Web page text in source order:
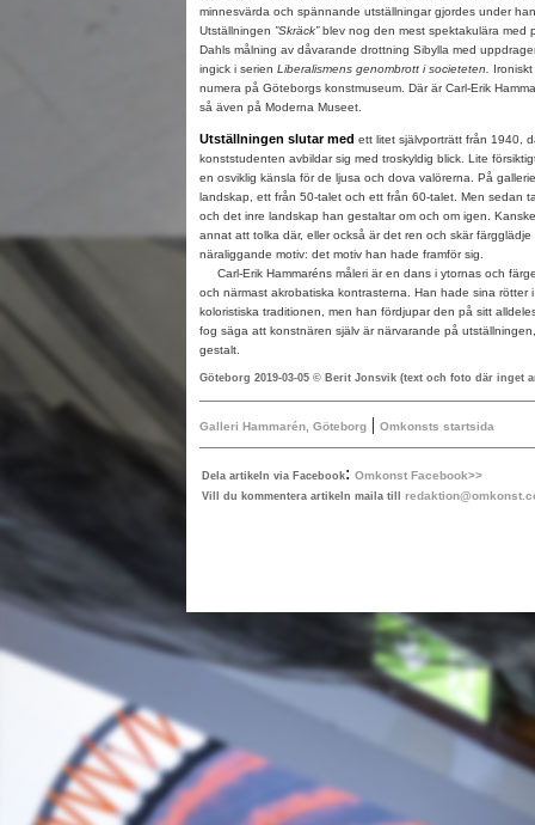
minnesvärda och spännande utställningar gjordes under
Utställningen ”Skräck”blev nog den mest spektakulära med
Dahls målning av dåvarande drottning Sibylla med
ingick i serien Liberalismens genombrott i societeten.
numera på Göteborgs konstmuseum. Där är Carl-Erik
så även på Moderna Museet.
Utställningen slutar med ett litet självporträtt från 1940,
konststudenten avbildar sig med troskyldig blick. Lite
en osviklig känsla för de ljusa och dova valörerna. På
landskap, ett från 50-talet och ett från 60-talet. Men sedan
och det inre landskap han gestaltar om och om igen.
annat att tolka där, eller också är det ren och skär
näraliggande motiv: det motiv han hade framför sig.
Carl-Erik Hammaréns måleri är en dans i ytornas och
och närmast akrobatiska kontrasterna. Han hade sina rötter
koloristiska traditionen, men han fördjupar den på sitt
fog säga att konstnären själv är närvarande på
gestalt.
Göteborg 2019-03-05 © Berit Jonsvik (text och foto där inget
Galleri Hammarén, Göteborg | Omkonsts startsida
Dela artikeln via Facebook: Omkonst Facebook>>
Vill du kommentera artikeln maila till